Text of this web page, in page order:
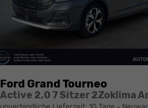
Ford Grand Tourneo